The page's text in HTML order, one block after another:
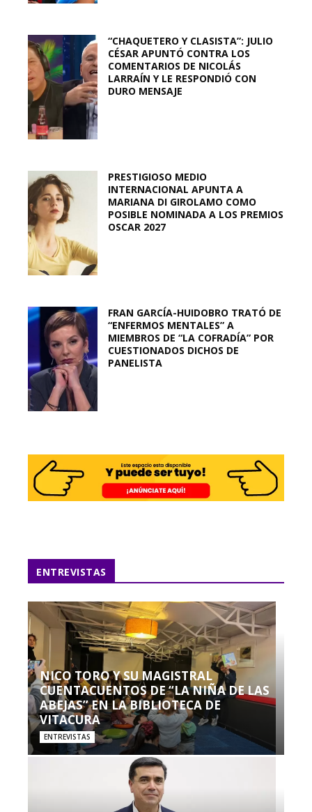
“CHAQUETERO Y CLASISTA”: JULIO
CÉSAR APUNTÓ CONTRA LOS
COMENTARIOS DE NICOLÁS
LARRAÍN Y LE RESPONDIÓ CON
DURO MENSAJE
PRESTIGIOSO MEDIO
INTERNACIONAL APUNTA A
MARIANA DI GIROLAMO COMO
POSIBLE NOMINADA A LOS PREMIOS
OSCAR 2027
FRAN GARCÍA-HUIDOBRO TRATÓ DE
“ENFERMOS MENTALES” A
MIEMBROS DE “LA COFRADÍA” POR
CUESTIONADOS DICHOS DE
PANELISTA
ENTREVISTAS
NICO TORO Y SU MAGISTRAL
CUENTACUENTOS DE “LA NIÑA DE LAS
ABEJAS” EN LA BIBLIOTECA DE
VITACURA
ENTREVISTAS